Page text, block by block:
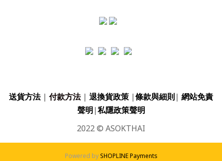
送貨方法 | 付款方法| 退換貨政策 |條款與細則| 網站免責
聲明|私隱政策聲明
2022 © ASOKTHAI
Powered bySHOPLINE Payments